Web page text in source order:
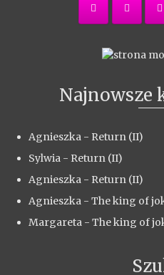
Najnowsze
Agnieszka - Return (II)
Sylwia - Return (II)
Agnieszka - Return (II)
Agnieszka - The king of
Margareta - The king of